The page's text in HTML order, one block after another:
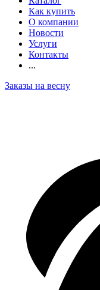
Как купить
О компании
Новости
Услуги
Контакты
...
Заказы на весну